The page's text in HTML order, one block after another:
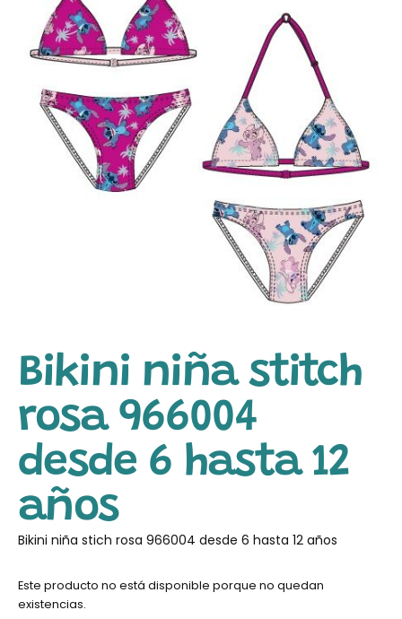
Bikini niña stitch
rosa 966004
desde 6 hasta 12
años
Bikini niña stich rosa 966004 desde 6 hasta 12 años
Este producto no está disponible porque no quedan
existencias.